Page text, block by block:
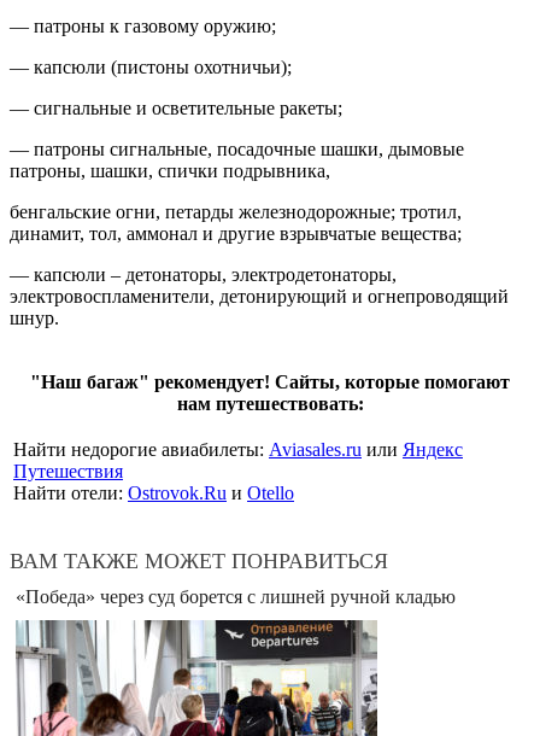
— патроны к газовому оружию;
— капсюли (пистоны охотничьи);
— сигнальные и осветительные ракеты;
— патроны сигнальные, посадочные шашки, дымовые
патроны, шашки, спички подрывника,
бенгальские огни, петарды железнодорожные; тротил,
динамит, тол, аммонал и другие взрывчатые вещества;
— капсюли – детонаторы, электродетонаторы,
электровоспламенители, детонирующий и огнепроводящий
шнур.
"Наш багаж" рекомендует! Сайты, которые помогают
нам путешествовать:
Найти недорогие авиабилеты: Aviasales.ru или Яндекс
Путешествия
Найти отели: Ostrovok.Ru и Otello
ВАМ ТАКЖЕ МОЖЕТ ПОНРАВИТЬСЯ
«Победа» через суд борется с лишней ручной кладью